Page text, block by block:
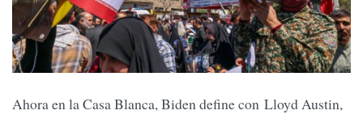
Ahora en la Casa Blanca, Biden define con Lloyd Austin,